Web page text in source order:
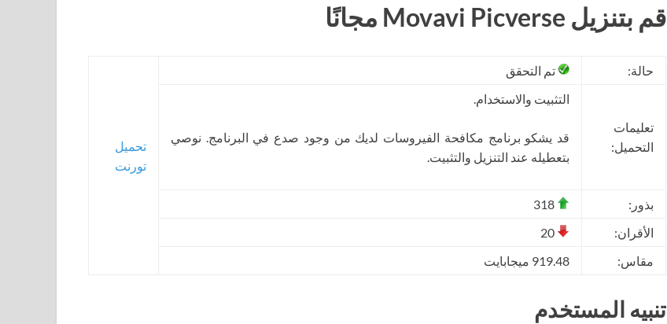
قم بتنزيل Movavi Picverse مجانًا
حالة: تم التحقق
تحميل
تورنت
تعليمات
التحميل:
التثبيت والاستخدام.
قد يشكو برنامج مكافحة الفيروسات لديك من وجود صدع في البرنامج. نوصي
بتعطيله عند التنزيل والتثبيت.
بذور:
الأقران:
مقاس:
919.48 ميجابايت
تنبيه المستخدم